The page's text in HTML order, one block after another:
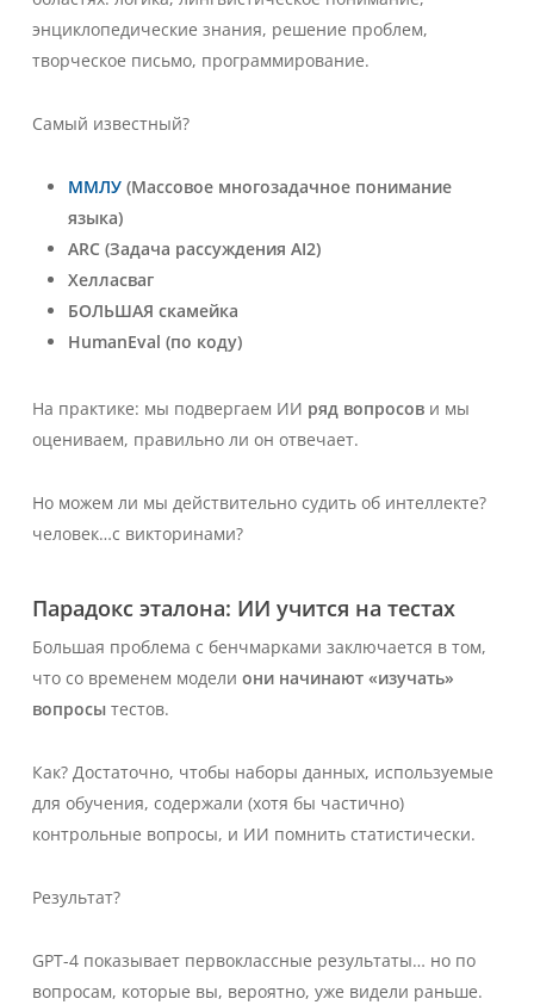
энциклопедические знания, решение проблем,
творческое письмо, программирование.
Самый известный?
ММЛУ(Массовое многозадачное понимание
языка)
ARC (Задача рассуждения AI2)
Хелласваг
БОЛЬШАЯ скамейка
HumanEval (по коду)
На практике: мы подвергаем ИИ ряд вопросови мы
оцениваем, правильно ли он отвечает.
Но можем ли мы действительно судить об интеллекте?
человек…с викторинами?
Парадокс эталона: ИИ учится на тестах
Большая проблема с бенчмарками заключается в том,
что со временем модели они начинают «изучать»
вопросытестов.
Как? Достаточно, чтобы наборы данных, используемые
для обучения, содержали (хотя бы частично)
контрольные вопросы, и ИИ помнитьстатистически.
Результат?
GPT-4 показывает первоклассные результаты… но по
вопросам, которые вы, вероятно, уже видели раньше.